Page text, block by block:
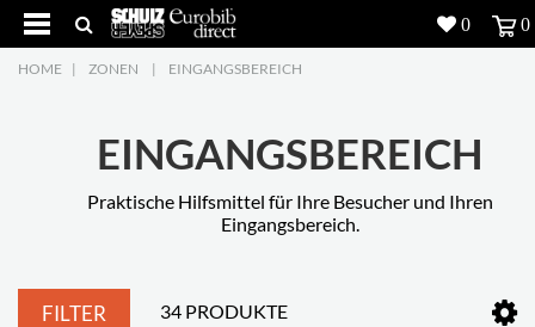
Produkte
Inspiration
Über uns
HOME | ZONEN | EINGANGSBEREICH
EINGANGSBEREICH
Praktische Hilfsmittel für Ihre Besucher und Ihren
Eingangsbereich.
FILTER 34 PRODUKTE
0 0